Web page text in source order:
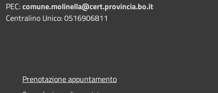
PEC:comune.molinella@cert.provincia.bo.it
Centralino Unico: 0516906811
Prenotazione appuntamento